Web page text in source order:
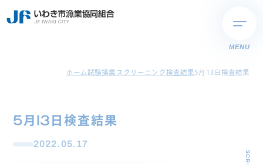
MENU
ホーム試験操業スクリーニング検査結果5月13日検査結果
5月13日検査結果
2022.05.17